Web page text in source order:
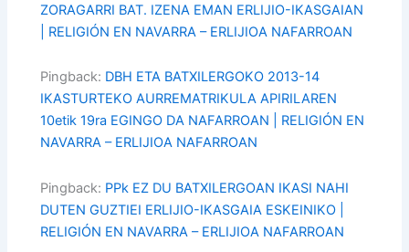
ZORAGARRI BAT. IZENA EMAN ERLIJIO-IKASGAIAN
| RELIGIÓN EN NAVARRA – ERLIJIOA NAFARROAN
Pingback: DBH ETA BATXILERGOKO 2013-14
IKASTURTEKO AURREMATRIKULA APIRILAREN
10etik 19ra EGINGO DA NAFARROAN | RELIGIÓN EN
NAVARRA – ERLIJIOA NAFARROAN
Pingback: PPk EZ DU BATXILERGOAN IKASI NAHI
DUTEN GUZTIEI ERLIJIO-IKASGAIA ESKEINIKO |
RELIGIÓN EN NAVARRA – ERLIJIOA NAFARROAN